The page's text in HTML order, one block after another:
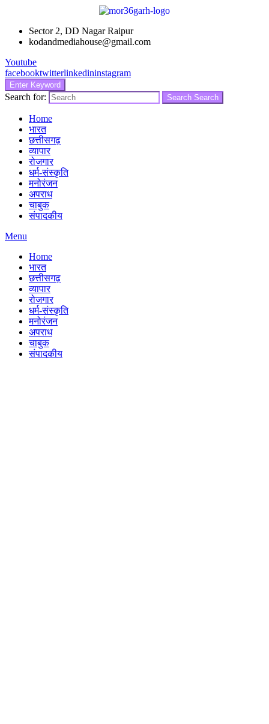
Sector 2, DD Nagar Raipur
kodandmediahouse@gmail.com
Youtube
facebooktwitterlinkedininstagram
Enter Keyword
Search for: Search Search
Home
भारत
छत्तीसगढ़
व्यापार
रोजगार
धर्म-संस्कृति
मनोरंजन
अपराध
चाबुक
संपादकीय
Menu
Home
भारत
छत्तीसगढ़
व्यापार
रोजगार
धर्म-संस्कृति
मनोरंजन
अपराध
चाबुक
संपादकीय